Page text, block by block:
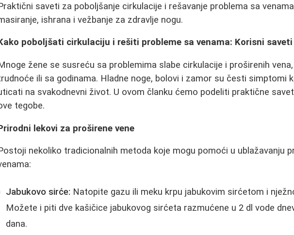
saveti za poboljšanje cirkulacije i rešavanje problema sa
ishrana i vežbanje za zdravlje nogu.
poboljšati cirkulaciju i rešiti probleme sa venama: Korisni saveti
žene se susreću sa problemima slabe cirkulacije i proširenih
ili sa godinama. Hladne noge, bolovi i zamor su česti simptomi
na svakodnevni život. U ovom članku ćemo podeliti praktične
tegobe.
lekovi za proširene vene
nekoliko tradicionalnih metoda koje mogu pomoći u ublažavanju
Jabukovo sirće: Natopite gazu ili meku krpu jabukovim sirćetom i
Možete i piti dve kašičice jabukovog sirćeta razmućene u 2 dl vode
dana.